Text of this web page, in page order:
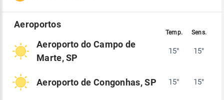
Aeroporto do Campo de
Marte, SP
15° 15°
Aeroporto de Congonhas, SP 15° 15°